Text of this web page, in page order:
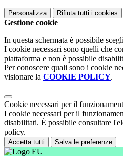
Personalizza Rifiuta tutti i cookies
Gestione cookie
In questa schermata è possibile
I cookie necessari sono quelli che
piattaforma e non è possibile
Per conoscere quali sono i cookie
visionare la COOKIE POLICY.
Cookie necessari per il
I cookie necessari per il
disabilitati. È possibile consultare
policy.
Accetta tutti Salva le preferenze